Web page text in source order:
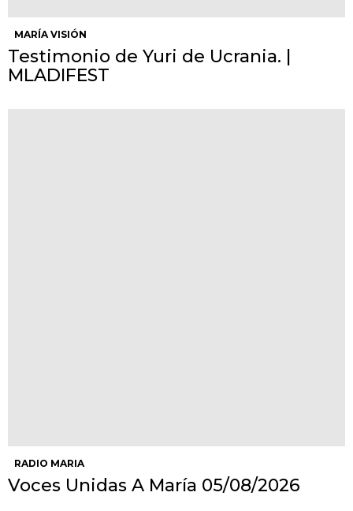
MARÍA VISIÓN
Testimonio de Yuri de Ucrania. |
MLADIFEST
RADIO MARIA
Voces Unidas A María 05/08/2026